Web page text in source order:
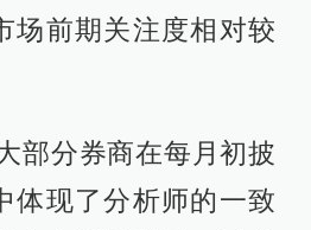
场前期关注度相对较
部分券商在每月初披
体现了分析师的一致